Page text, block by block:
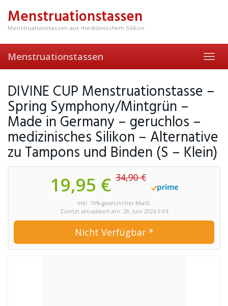
mainMenstruationstassen
Menstruationstassen aus medizinischem Silikon
Menstruationstassen
DIVINE CUP Menstruationstasse –
Spring Symphony/Mintgrün –
Made in Germany – geruchlos –
medizinisches Silikon – Alternative
zu Tampons und Binden (S – Klein)
19,95 €34,90 €
inkl. 19% gesetzlicher MwSt.
Zuletzt aktualisiert am: 28. Juni 2026 9:04
Nicht Verfügbar *